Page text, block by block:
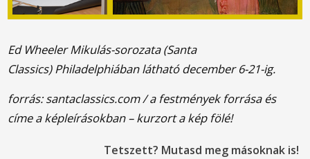
Ed Wheeler Mikulás-sorozata (Santa
Classics) Philadelphiában látható december 6-21-ig.
forrás: santaclassics.com / a festmények forrása és
címe a képleírásokban – kurzort a kép fölé!
Tetszett? Mutasd meg másoknak is!